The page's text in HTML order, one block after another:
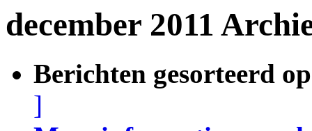
december 2011
Berichten gesorteerd
]